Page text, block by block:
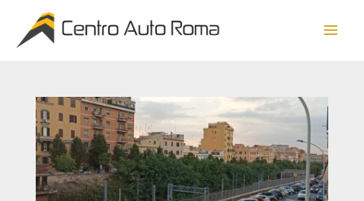
contenuto